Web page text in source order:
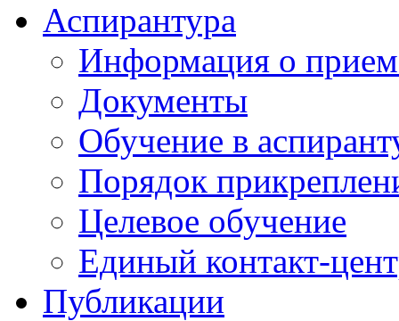
Аспирантура
Информация о
Документы
Обучение в
Порядок
Целевое обучение
Единый контакт-
Публикации